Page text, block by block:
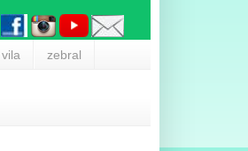
vila zebral